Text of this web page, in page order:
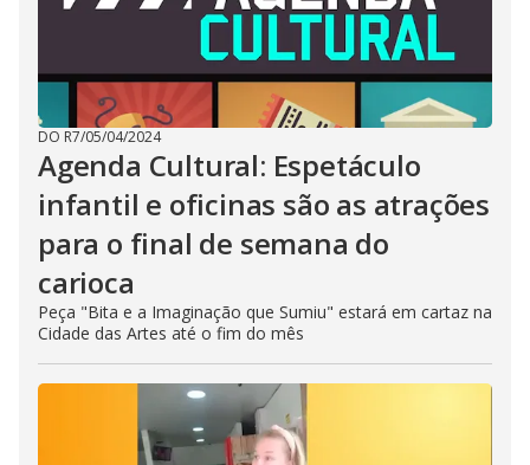
DO R7/05/04/2024
Agenda Cultural: Espetáculo
infantil e oficinas são as atrações
para o final de semana do
carioca
Peça "Bita e a Imaginação que Sumiu" estará em cartaz na
Cidade das Artes até o fim do mês